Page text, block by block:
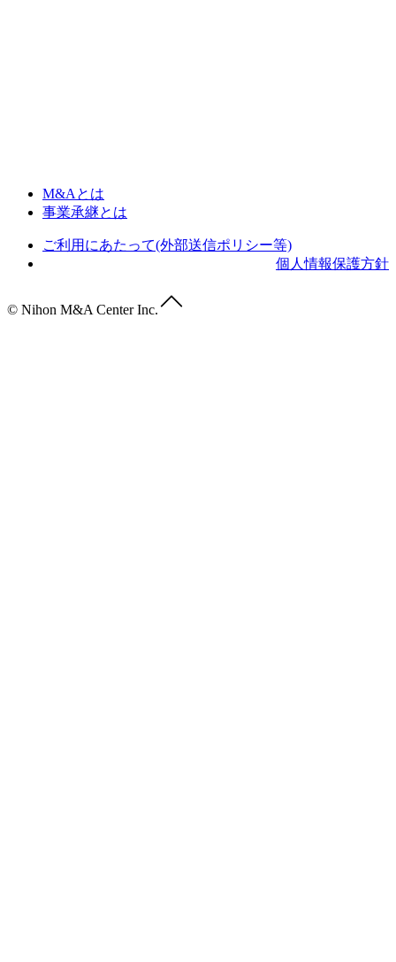
M&Aとは
事業承継とは
ご利用にあたって(外部送信ポリシー等)
個人情報保護方針
© Nihon M&A Center Inc.